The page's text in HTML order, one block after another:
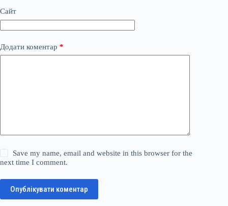
Сайт
Додати коментар *
Save my name, email and website in this browser for the
next time I comment.
Опублікувати коментар